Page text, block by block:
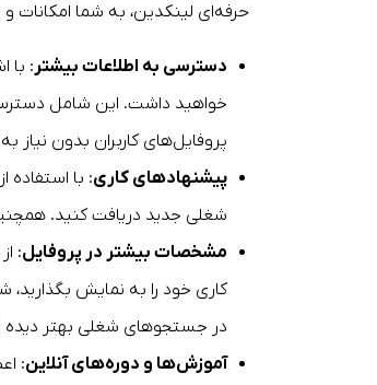
حرفه‌ای لینکدین، به شما امکانات
دسترسی به اطلاعات بیشتر: با
خواهید داشت. این شامل
پروفایل‌های کاربران بدون
پیشنهادهای کاری: با
شغلی جدید دریافت کنید.
مشخصات بیشتر در پروفایل:
کاری خود را به نمایش
در جستجوهای شغلی بهتر دیده
آموزش‌ها و دوره‌های آنلاین: